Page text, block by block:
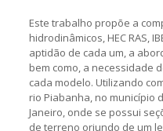
Este trabalho propõe a
hidrodinâmicos, HEC RAS,
aptidão de cada um, a
bem como, a necessidade
cada modelo. Utilizando
rio Piabanha, no município
Janeiro, onde se possui
de terreno oriundo de um